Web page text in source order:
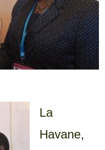
La
Havane,